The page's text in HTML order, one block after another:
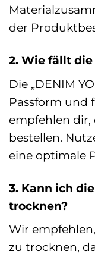
der
2. Wie fällt die
Die „DENIM
Passform und
empfehlen dir,
bestellen.
eine optimale
3. Kann ich
trocknen?
Wir
zu trocknen,